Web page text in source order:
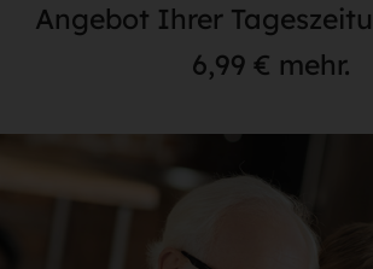
Angebot Ihrer
6,99 € mehr.